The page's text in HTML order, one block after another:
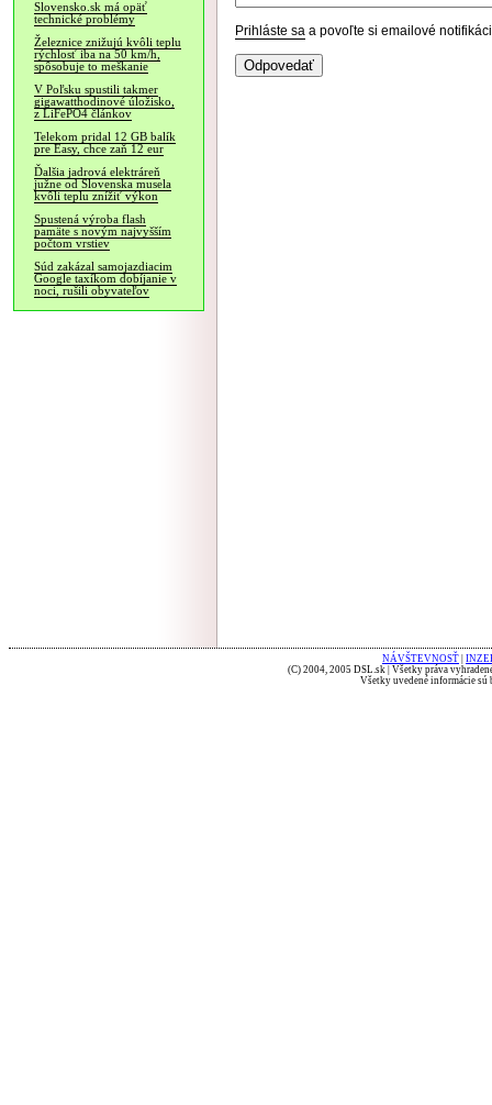
Slovensko.sk má opäť
technické problémy
Železnice znižujú kvôli teplu
rýchlosť iba na 50 km/h,
spôsobuje to meškanie
V Poľsku spustili takmer
gigawatthodinové úložisko,
z LiFePO4 článkov
Telekom pridal 12 GB balík
pre Easy, chce zaň 12 eur
Ďalšia jadrová elektráreň
južne od Slovenska musela
kvôli teplu znížiť výkon
Spustená výroba flash
pamäte s novým najvyšším
počtom vrstiev
Súd zakázal samojazdiacim
Google taxíkom dobíjanie v
noci, rušili obyvateľov
Prihláste sa a povoľte si emailové
NÁVŠTEVNOSŤ
(C) 2004, 2005 DSL.sk | Všetky práva
Všetky uvedené informácie sú